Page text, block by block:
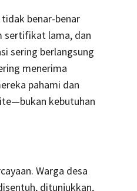
benar-benar
sertifikat lama, dan
sering berlangsung
menerima
pahami dan
kebutuhan
Warga desa
ditunjukkan,